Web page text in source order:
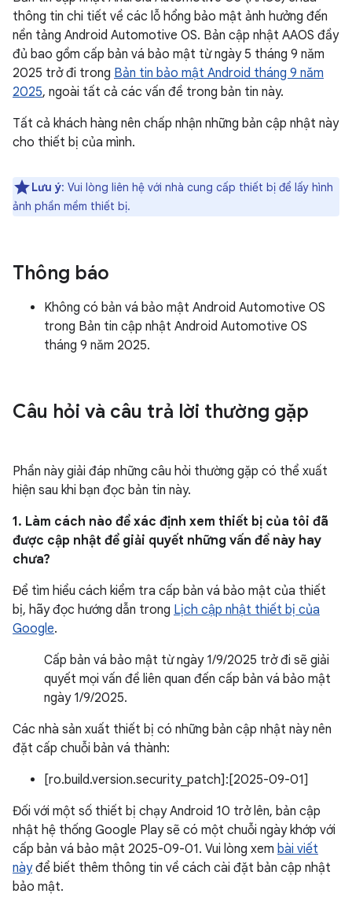
thông tin chi tiết về các lỗ hổng bảo mật ảnh hưởng đến
nền tảng Android Automotive OS. Bản cập nhật AAOS đầy
đủ bao gồm cấp bản vá bảo mật từ ngày 5 tháng 9 năm
2025 trở đi trong Bản tin bảo mật Android tháng 9 năm
2025, ngoài tất cả các vấn đề trong bản tin này.
Tất cả khách hàng nên chấp nhận những bản cập nhật này
cho thiết bị của mình.
Lưu ý: Vui lòng liên hệ với nhà cung cấp thiết bị để lấy hình
ảnh phần mềm thiết bị.
Thông báo
Không có bản vá bảo mật Android Automotive OS
trong Bản tin cập nhật Android Automotive OS
tháng 9 năm 2025.
Câu hỏi và câu trả lời thường gặp
Phần này giải đáp những câu hỏi thường gặp có thể xuất
hiện sau khi bạn đọc bản tin này.
1. Làm cách nào để xác định xem thiết bị của tôi đã
được cập nhật để giải quyết những vấn đề này hay
chưa?
Để tìm hiểu cách kiểm tra cấp bản vá bảo mật của thiết
bị, hãy đọc hướng dẫn trong Lịch cập nhật thiết bị của
Google.
Cấp bản vá bảo mật từ ngày 1/9/2025 trở đi sẽ giải
quyết mọi vấn đề liên quan đến cấp bản vá bảo mật
ngày 1/9/2025.
Các nhà sản xuất thiết bị có những bản cập nhật này nên
đặt cấp chuỗi bản vá thành:
[ro.build.version.security_patch]:[2025-09-01]
Đối với một số thiết bị chạy Android 10 trở lên, bản cập
nhật hệ thống Google Play sẽ có một chuỗi ngày khớp với
cấp bản vá bảo mật 2025-09-01. Vui lòng xem bài viết
nàyđể biết thêm thông tin về cách cài đặt bản cập nhật
bảo mật.